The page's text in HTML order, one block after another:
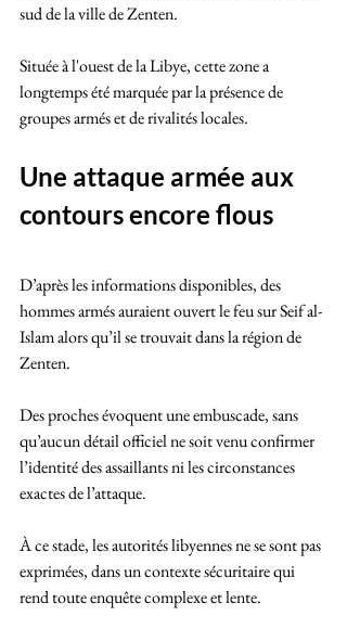
sud de la ville de Zenten.
Située à l'ouest de la Libye, cette zone a
longtemps été marquée par la présence de
groupes armés et de rivalités locales.
Une attaque armée aux
contours encore flous
D’après les informations disponibles, des
hommes armés auraient ouvert le feu sur Seif al-
Islam alors qu’il se trouvait dans la région de
Zenten.
Des proches évoquent une embuscade, sans
qu’aucun détail officiel ne soit venu confirmer
l’identité des assaillants ni les circonstances
exactes de l’attaque.
À ce stade, les autorités libyennes ne se sont pas
exprimées, dans un contexte sécuritaire qui
rend toute enquête complexe et lente.